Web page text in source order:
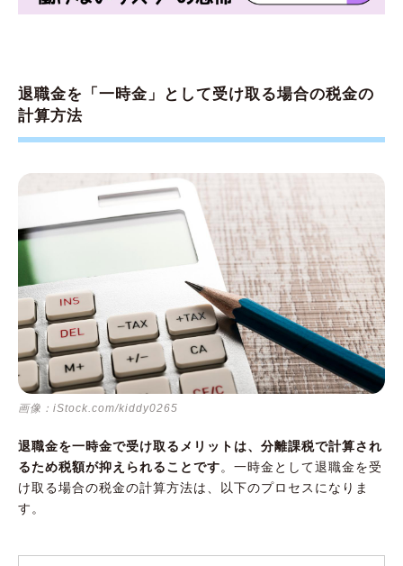
退職金を「一時金」として受け取る場合の税金の
計算方法
画像：iStock.com/kiddy0265
退職金を一時金で受け取るメリットは、分離課税で計算され
るため税額が抑えられることです。一時金として退職金を受
け取る場合の税金の計算方法は、以下のプロセスになりま
す。